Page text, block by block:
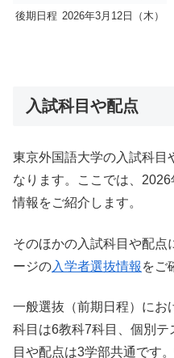
後期日程 2026年3月12日（木）
入試科目や配点
東京外国語大学の入試科目
なります。ここでは、
情報をご紹介します。
そのほかの入試科目や配点
ージの入学者選抜情報 をご
一般選抜（前期日程）にお
科目は6教科7科目、個別
目や配点は3学部共通です